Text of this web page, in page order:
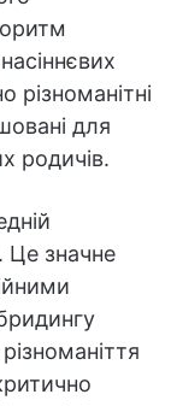
різноманітні
для
родичів.
Це значне